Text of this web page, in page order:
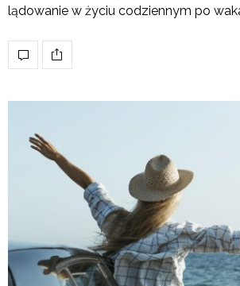
lądowanie w życiu codziennym po